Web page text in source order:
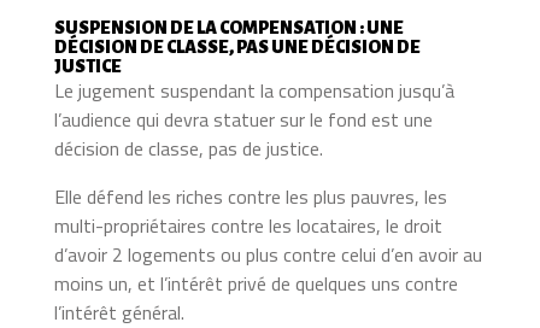
SUSPENSION DE LA COMPENSATION : UNE
DÉCISION DE CLASSE, PAS UNE DÉCISION DE
JUSTICE
Le jugement suspendant la compensation jusqu’à
l’audience qui devra statuer sur le fond est une
décision de classe, pas de justice.
Elle défend les riches contre les plus pauvres, les
multi-propriétaires contre les locataires, le droit
d’avoir 2 logements ou plus contre celui d’en avoir au
moins un, et l’intérêt privé de quelques uns contre
l’intérêt général.